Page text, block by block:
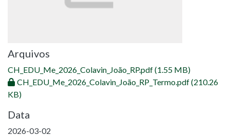
Arquivos
CH_EDU_Me_2026_Colavin_João_RP.pdf(1.55 MB)
CH_EDU_Me_2026_Colavin_João_RP_Termo.pdf(210.26
KB)
Data
2026-03-02